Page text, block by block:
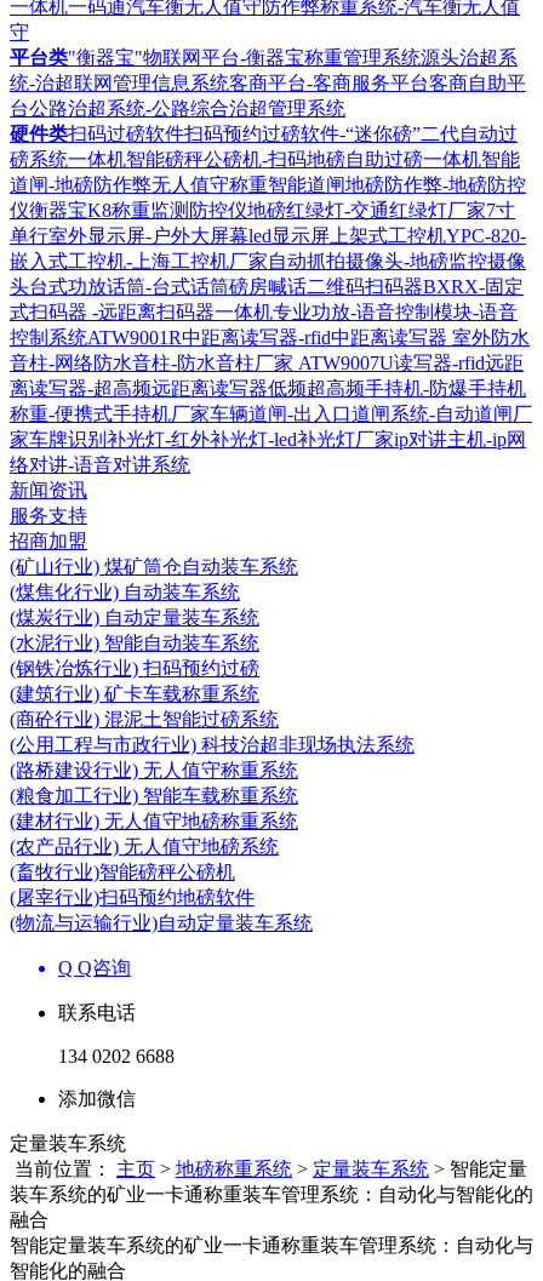
一体机一码通汽车衡无人值守防作弊称重系统-汽车衡无人值
守
平台类"衡器宝"物联网平台-衡器宝称重管理系统源头治超系
统-治超联网管理信息系统客商平台-客商服务平台客商自助平
台公路治超系统-公路综合治超管理系统
硬件类扫码过磅软件扫码预约过磅软件-“迷你磅”二代自动过
磅系统一体机智能磅秤公磅机-扫码地磅自助过磅一体机智能
道闸-地磅防作弊无人值守称重智能道闸地磅防作弊-地磅防控
仪衡器宝K8称重监测防控仪地磅红绿灯-交通红绿灯厂家7寸
单行室外显示屏-户外大屏幕led显示屏上架式工控机YPC-820-
嵌入式工控机-上海工控机厂家自动抓拍摄像头-地磅监控摄像
头台式功放话筒-台式话筒磅房喊话二维码扫码器BXRX-固定
式扫码器 -远距离扫码器一体机专业功放-语音控制模块-语音
控制系统ATW9001R中距离读写器-rfid中距离读写器 室外防水
音柱-网络防水音柱-防水音柱厂家 ATW9007U读写器-rfid远距
离读写器-超高频远距离读写器低频超高频手持机-防爆手持机
称重-便携式手持机厂家车辆道闸-出入口道闸系统-自动道闸厂
家车牌识别补光灯-红外补光灯-led补光灯厂家ip对讲主机-ip网
络对讲-语音对讲系统
新闻资讯
服务支持
招商加盟
(矿山行业) 煤矿筒仓自动装车系统
(煤焦化行业) 自动装车系统
(煤炭行业) 自动定量装车系统
(水泥行业) 智能自动装车系统
(钢铁冶炼行业) 扫码预约过磅
(建筑行业) 矿卡车载称重系统
(商砼行业) 混泥土智能过磅系统
(公用工程与市政行业) 科技治超非现场执法系统
(路桥建设行业) 无人值守称重系统
(粮食加工行业) 智能车载称重系统
(建材行业) 无人值守地磅称重系统
(农产品行业) 无人值守地磅系统
(畜牧行业)智能磅秤公磅机
(屠宰行业)扫码预约地磅软件
(物流与运输行业)自动定量装车系统
Q Q咨询
联系电话
134 0202 6688
添加微信
定量装车系统
当前位置： 主页 > 地磅称重系统 > 定量装车系统 > 智能定量
装车系统的矿业一卡通称重装车管理系统：自动化与智能化的
融合
智能定量装车系统的矿业一卡通称重装车管理系统：自动化与
智能化的融合